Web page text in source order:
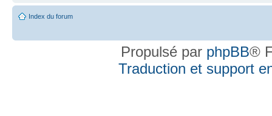
Index du forum
Propulsé par phpBB®
Traduction et support